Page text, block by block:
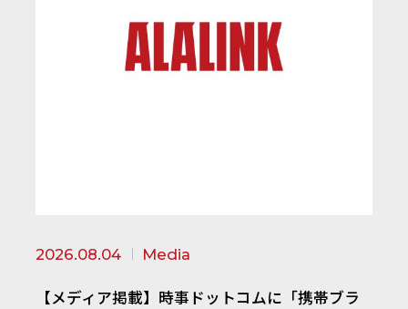
2026.08.04 Media
【メディア掲載】時事ドットコムに「携帯ブラ